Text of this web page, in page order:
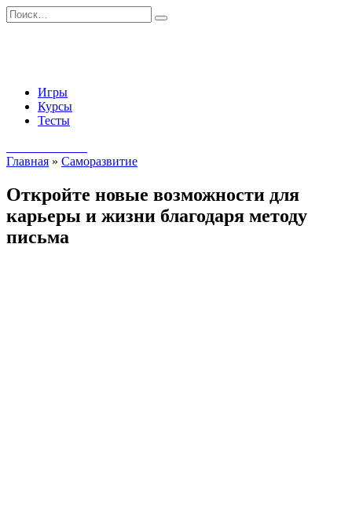
Перейти
к
Search
for:
Игры
Курсы
Тесты
Главная » Саморазвитие
Откройте новые возможности для
карьеры и жизни благодаря методу
письма